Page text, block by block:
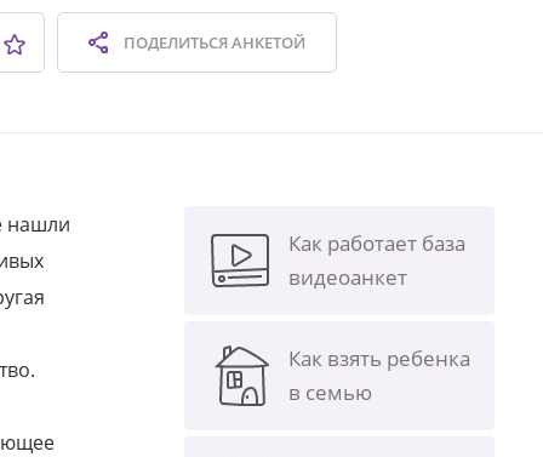
ПОДЕЛИТЬСЯАНКЕТОЙ
нашли
Как работает база
видеоанкет
Как взять ребенка
в семью